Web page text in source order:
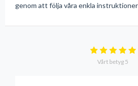
genom att följa våra enkla
Vårt betyg 5